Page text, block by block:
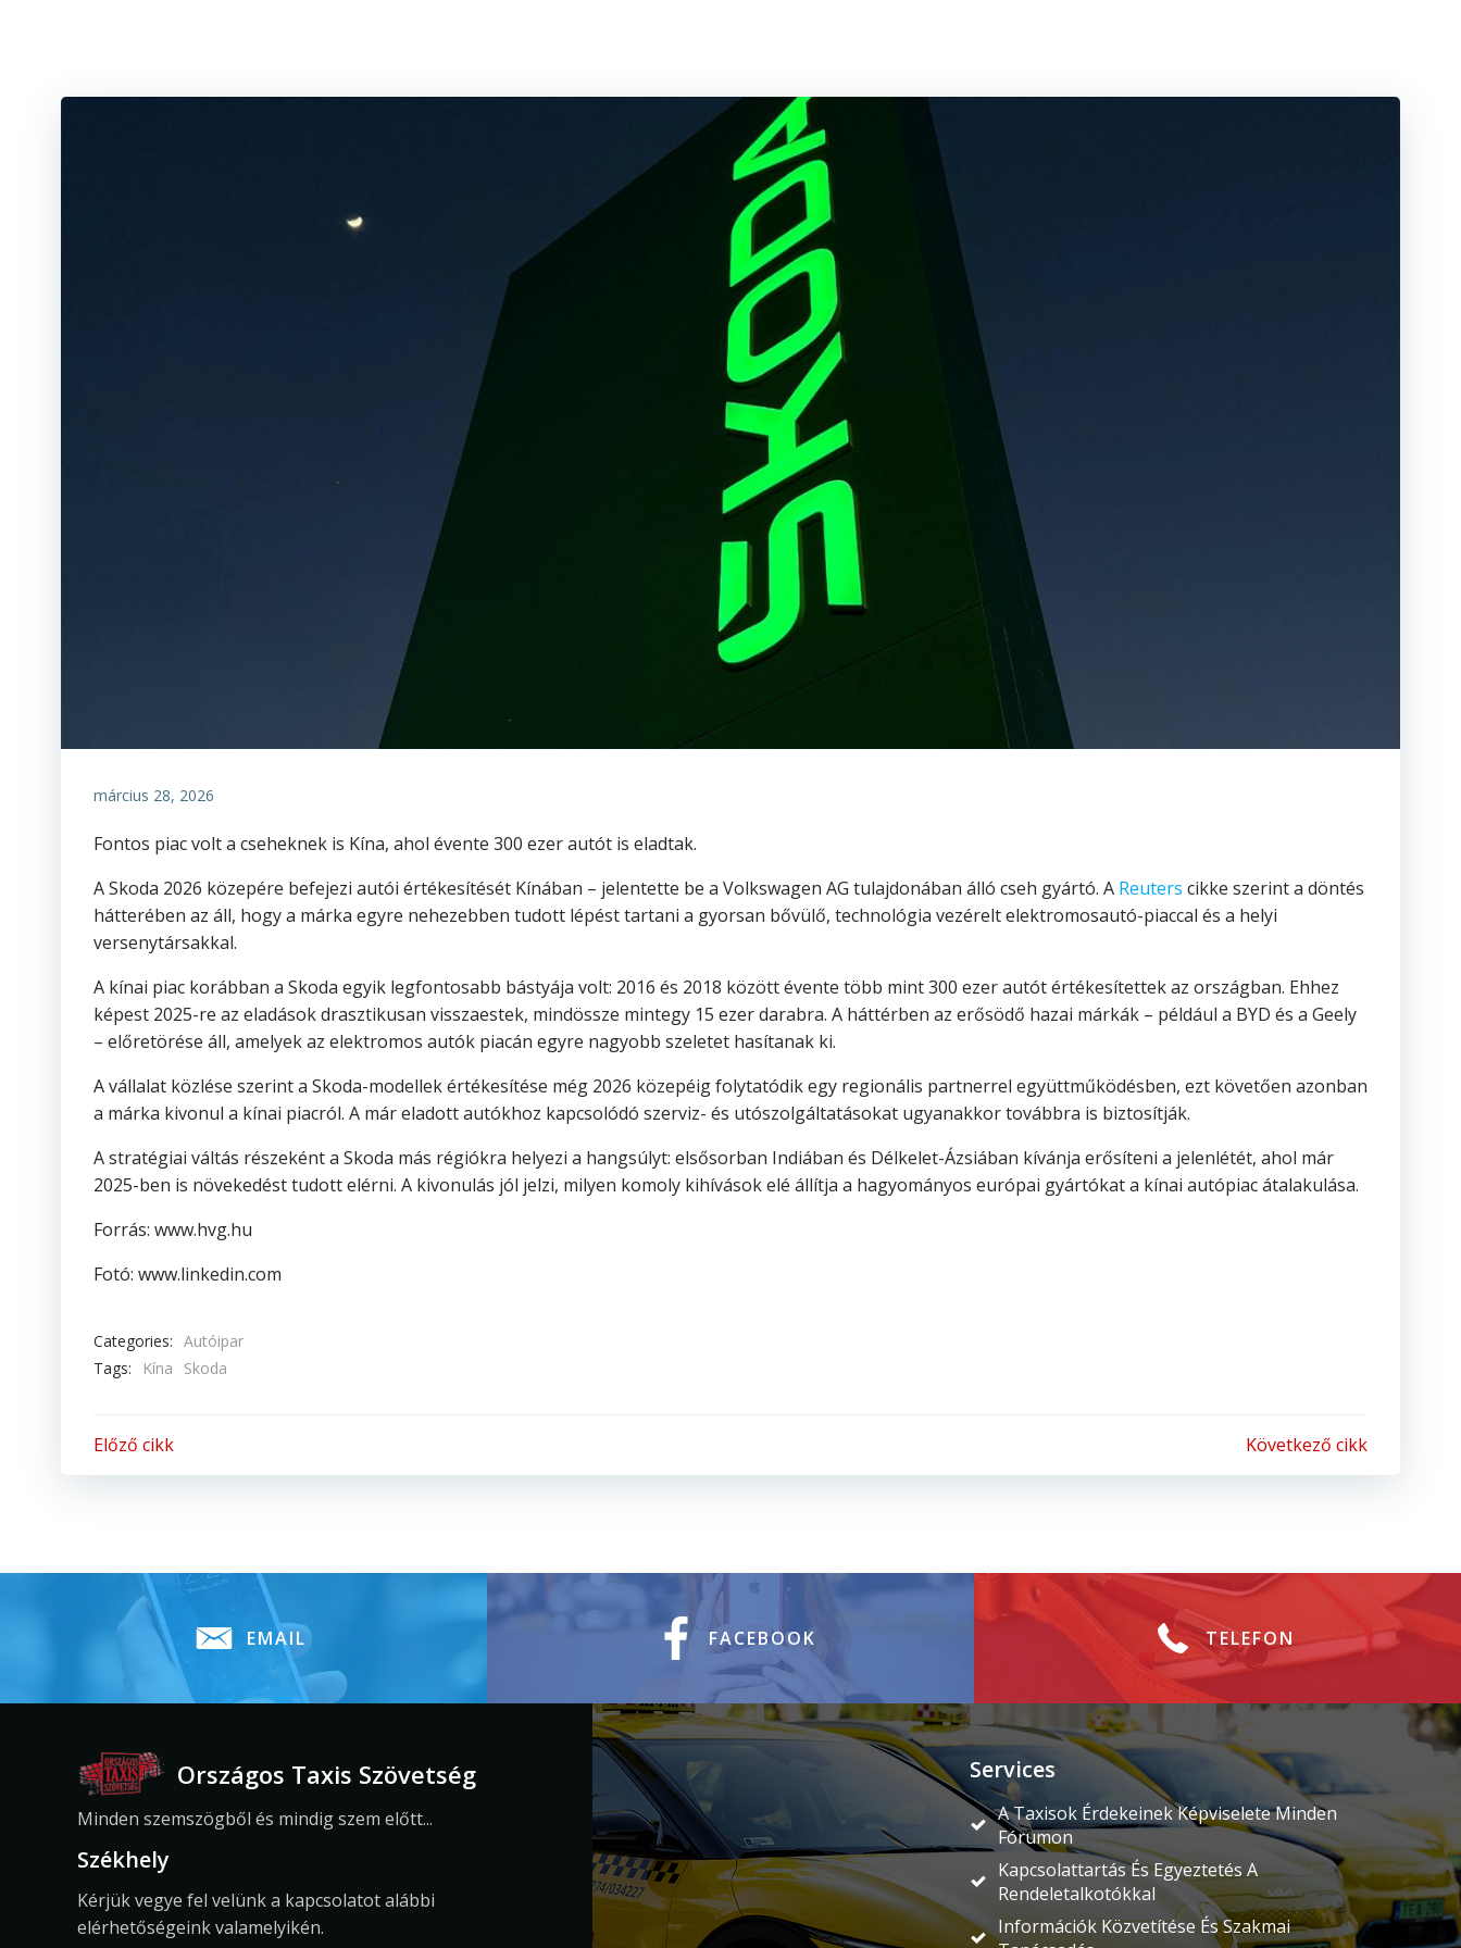
március 28, 2026
Fontos piac volt a cseheknek is Kína, ahol évente 300 ezer autót is eladtak.
A Skoda 2026 közepére befejezi autói értékesítését Kínában – jelentette be a Volkswagen AG tulajdonában álló cseh gyártó. A Reuters cikke szerint a döntés
hátterében az áll, hogy a márka egyre nehezebben tudott lépést tartani a gyorsan bővülő, technológia vezérelt elektromosautó-piaccal és a helyi
versenytársakkal.
A kínai piac korábban a Skoda egyik legfontosabb bástyája volt: 2016 és 2018 között évente több mint 300 ezer autót értékesítettek az országban. Ehhez
képest 2025-re az eladások drasztikusan visszaestek, mindössze mintegy 15 ezer darabra. A háttérben az erősödő hazai márkák – például a BYD és a Geely
– előretörése áll, amelyek az elektromos autók piacán egyre nagyobb szeletet hasítanak ki.
A vállalat közlése szerint a Skoda-modellek értékesítése még 2026 közepéig folytatódik egy regionális partnerrel együttműködésben, ezt követően azonban
a márka kivonul a kínai piacról. A már eladott autókhoz kapcsolódó szerviz- és utószolgáltatásokat ugyanakkor továbbra is biztosítják.
A stratégiai váltás részeként a Skoda más régiókra helyezi a hangsúlyt: elsősorban Indiában és Délkelet-Ázsiában kívánja erősíteni a jelenlétét, ahol már
2025-ben is növekedést tudott elérni. A kivonulás jól jelzi, milyen komoly kihívások elé állítja a hagyományos európai gyártókat a kínai autópiac átalakulása.
Forrás: www.hvg.hu
Fotó: www.linkedin.com
Categories: Autóipar
Tags:
Kína Skoda
Bejegyzés
Előző cikk Következő cikk
EMAIL FACEBOOK TELEFON
Országos Taxis Szövetség
Minden szemszögből és mindig szem előtt...
Székhely
Kérjük vegye fel velünk a kapcsolatot alábbi
elérhetőségeink valamelyikén.
Services
A Taxisok Érdekeinek Képviselete Minden
Fórumon
Kapcsolattartás És Egyeztetés A
Rendeletalkotókkal
Információk Közvetítése És Szakmai